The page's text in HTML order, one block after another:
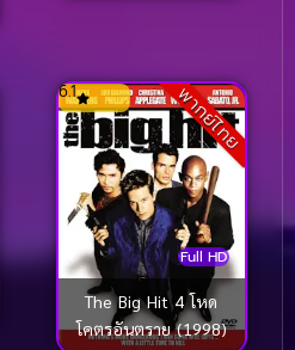
พากย์ไทย
Full HD
6.1
The Big Hit 4 โหด
โคตรอันตราย (1998)